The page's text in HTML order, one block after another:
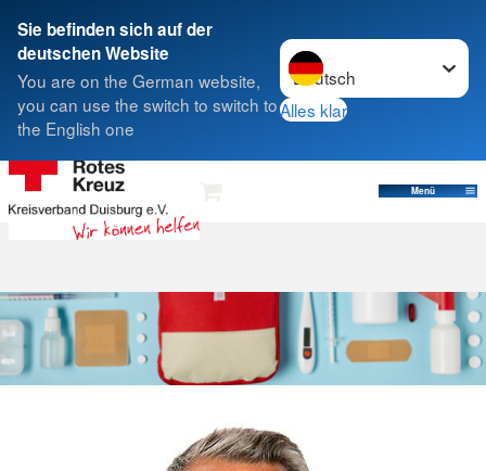
Sie befinden sich auf der
deutschen Website
You are on the German website,
you can use the switch to switch to
the English one
Sprache wechseln zu
Alles klar
Menü
Suche